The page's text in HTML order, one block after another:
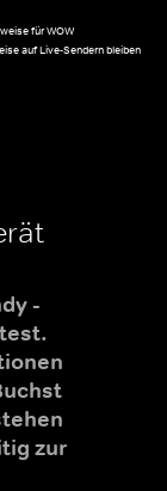
für WOW
auf Live-Sendern bleiben
-
zur